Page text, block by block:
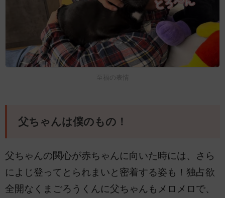
至福の表情
父ちゃんは僕のもの！
父ちゃんの関心が赤ちゃんに向いた時には、さら
によじ登ってとられまいと密着する姿も！独占欲
全開なくまごろうくんに父ちゃんもメロメロで、